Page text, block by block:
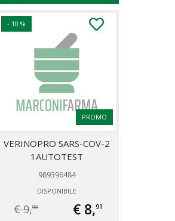
- 10 %
PROMO
VERINOPRO SARS-COV-2
1AUTOTEST
989396484
DISPONIBILE
€ 9,90 € 8,91